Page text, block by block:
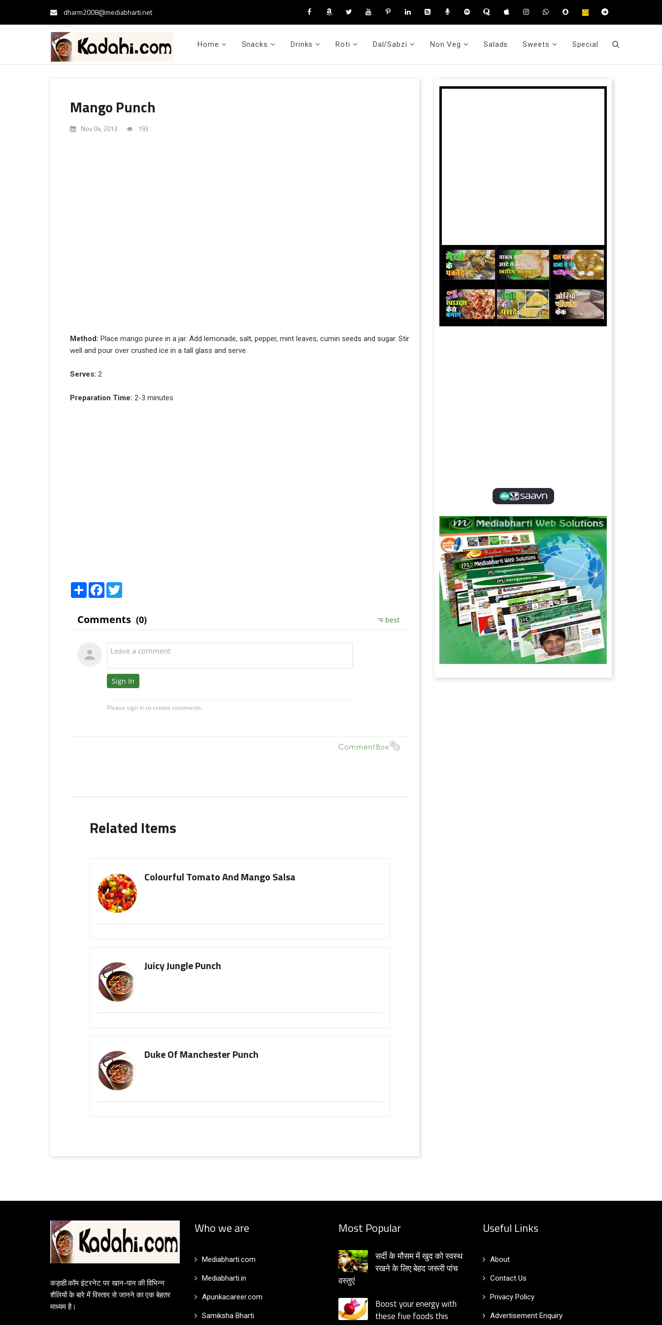
dharm2008@mediabharti.net
Home Snacks Drinks Roti Dal/Sabzi Non Veg Salads Sweets Special
Mango Punch
Nov 04, 2013 193
Method: Place mango puree in a jar. Add lemonade, salt, pepper, mint leaves, cumin seeds and sugar. Stir
well and pour over crushed ice in a tall glass and serve.
Serves: 2
Preparation Time: 2-3 minutes
Share Facebook
Related Items
Colourful Tomato And Mango Salsa
Juicy Jungle Punch
Duke Of Manchester Punch
कड़ाही.कॉम इंटरनेट पर खान-पान की विभिन्न
शैलियों के बारे में विस्तार से जानने का एक बेहतर
माध्यम है।
Who we are
Mediabharti.com
Mediabharti.in
Apunkacareer.com
Samiksha Bharti
Most Popular
सर्दी के मौसम में खुद को स्वस्थ
रखने के लिए बेहद जरूरी पांच
वस्तुएं
Boost your energy with
these five foods this
Useful Links
About
Contact Us
Privacy Policy
Advertisement Enquiry